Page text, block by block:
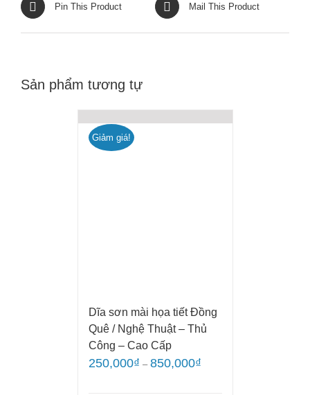
Pin This Product Mail This Product
Sản phẩm tương tự
Giảm giá!
Dĩa sơn mài họa tiết Đồng
Quê / Nghệ Thuật – Thủ
Công – Cao Cấp
250,000₫ – 850,000₫